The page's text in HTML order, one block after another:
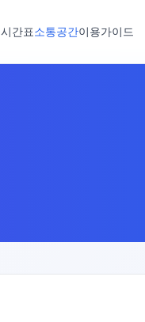
시간표소통공간이용가이드